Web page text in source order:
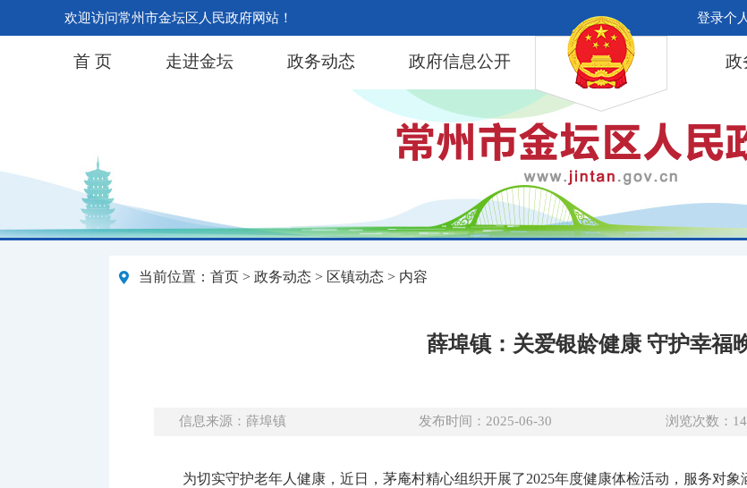
欢迎访问常州市金坛区人民政府网站！ 登录个
首 页 走进金坛 政务动态 政府信息公开 政
当前位置： 首页 > 政务动态 > 区镇动态 > 内容
薛埠镇：关爱银龄健康 守护幸福
信息来源：薛埠镇 发布时间：2025-06-30 浏览次数：
为切实守护老年人健康，近日，茅庵村精心组织开展了2025年度健康体检活动，服务对